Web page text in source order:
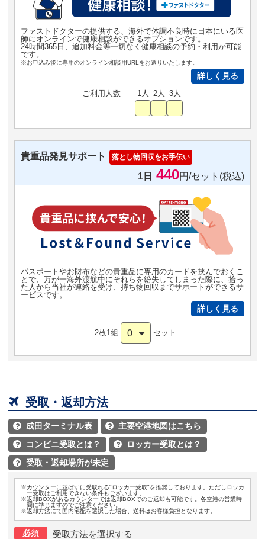
ファストドクターの提供する、海外で体調不良時に日本にいる医
師にオンラインで健康相談ができるオプションです。
24時間365日、追加料金等一切なく健康相談の予約・利用が可能
です。
※お申込み後に専用のオンライン相談用URLをお送りいたします。
詳しく見る
ご利用人数 1人 2人 3人
貴重品発見サポート 落とし物回収をお手伝い
1日 440円/セット(税込)
パスポートやお財布などの貴重品に専用のカードを挟んでおくこ
とで、万が一海外渡航中にそれらを紛失してしまった際に、拾っ
た人から当社が連絡を受け、持ち物回収までサポートができるサ
ービスです。
詳しく見る
2枚1組 0 セット
 受取・返却方法
 成田ターミナル表  主要空港地図はこちら
 コンビニ受取とは？  ロッカー受取とは？
 受取・返却場所が未定
※カウンターに並ばずに受取れる"ロッカー受取"を推奨しております。ただしロッカ
ー受取はご利用できない条件もございます。
※返却BOXがあるカウンターでは返却BOXでのご返却も可能です。各空港の営業時
間に準じますのでご注意ください。
※返却方法にて国内宅配を選択した場合、送料はお客様負担となります。
必須 受取方法を選択する